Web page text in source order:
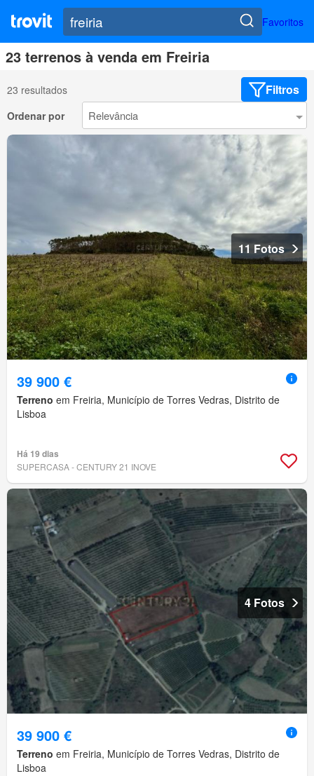
Favoritos
23 terrenos à venda em Freiria
23 resultados Filtros
Ordenar por
11 Fotos
39 900 €
Terreno em Freiria, Município de Torres Vedras, Distrito de
Lisboa
Há 19 dias
SUPERCASA - CENTURY 21 INOVE
4 Fotos
39 900 €
Terreno em Freiria, Município de Torres Vedras, Distrito de
Lisboa